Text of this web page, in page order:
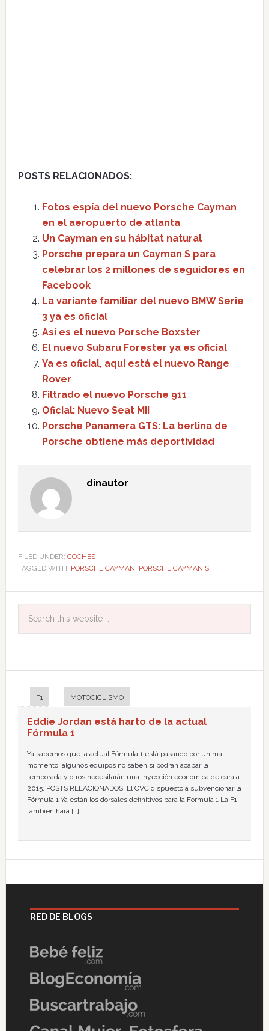
POSTS RELACIONADOS:
Fotos espía del nuevo Porsche Cayman
en el aeropuerto de atlanta
Un Cayman en su hábitat natural
Porsche prepara un Cayman S para
celebrar los 2 millones de seguidores en
Facebook
La variante familiar del nuevo BMW Serie
3 ya es oficial
Así es el nuevo Porsche Boxster
El nuevo Subaru Forester ya es oficial
Ya es oficial, aquí está el nuevo Range
Rover
Filtrado el nuevo Porsche 911
Oficial: Nuevo Seat MII
Porsche Panamera GTS: La berlina de
Porsche obtiene más deportividad
dinautor
FILED UNDER: COCHES
TAGGED WITH: PORSCHE CAYMAN, PORSCHE CAYMAN S
F1 MOTOCICLISMO
Eddie Jordan está harto de la actual
Fórmula 1
Ya sabemos que la actual Fórmula 1 está pasando por un mal
momento, algunos equipos no saben si podrán acabar la
temporada y otros necesitarán una inyección económica de cara a
2015. POSTS RELACIONADOS: El CVC dispuesto a subvencionar la
Fórmula 1 Ya están los dorsales definitivos para la Fórmula 1 La F1
también hará […]
RED DE BLOGS